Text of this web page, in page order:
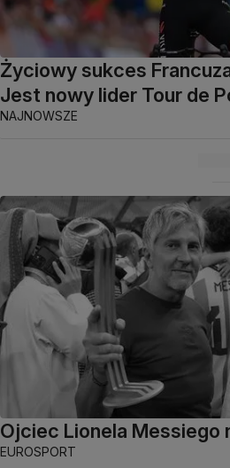
Życiowy sukces
Jest nowy lider Tour de
NAJNOWSZE
Ojciec Lionela Messiego
EUROSPORT